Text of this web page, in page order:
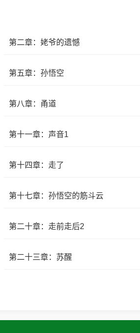
齐天大圣！
第二章：姥爷的遗憾
第五章：孙悟空
第八章：甬道
第十一章：声音1
第十四章：走了
第十七章：孙悟空的筋斗云
第二十章：走前走后2
第二十三章：苏醒